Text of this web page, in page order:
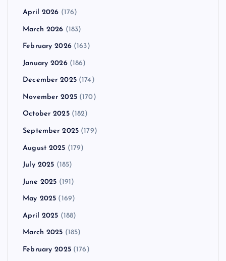
April 2026 (176)
March 2026 (183)
February 2026(163)
January 2026(186)
December 2025(174)
November 2025(170)
October 2025(182)
September 2025 (179)
August 2025 (179)
July 2025 (185)
June 2025 (191)
May 2025 (169)
April 2025 (188)
March 2025 (185)
February 2025(176)